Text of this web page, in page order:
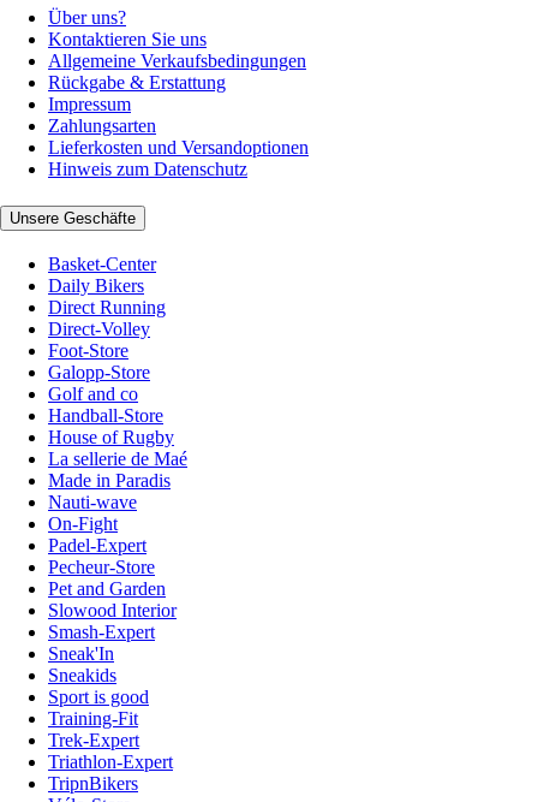
Über uns?
Kontaktieren Sie uns
Allgemeine Verkaufsbedingungen
Rückgabe & Erstattung
Impressum
Zahlungsarten
Lieferkosten und Versandoptionen
Hinweis zum Datenschutz
Unsere Geschäfte
Basket-Center
Daily Bikers
Direct Running
Direct-Volley
Foot-Store
Galopp-Store
Golf and co
Handball-Store
House of Rugby
La sellerie de Maé
Made in Paradis
Nauti-wave
On-Fight
Padel-Expert
Pecheur-Store
Pet and Garden
Slowood Interior
Smash-Expert
Sneak'In
Sneakids
Sport is good
Training-Fit
Trek-Expert
Triathlon-Expert
TripnBikers